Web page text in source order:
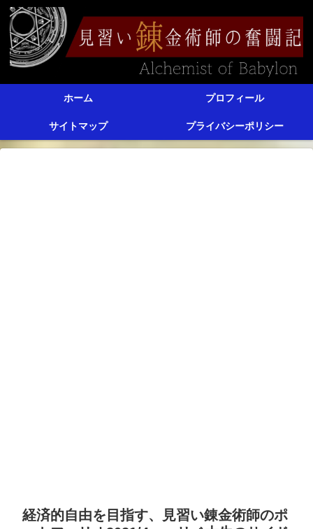
ホーム プロフィール
サイトマップ プライバシーポリシー
経済的自由を目指す、見習い錬金術師のポ